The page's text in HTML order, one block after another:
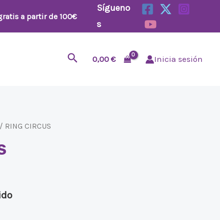
a partir de 100€
Sígueno
s
Buscar0,00 € Inicia sesión
RING CIRCUS